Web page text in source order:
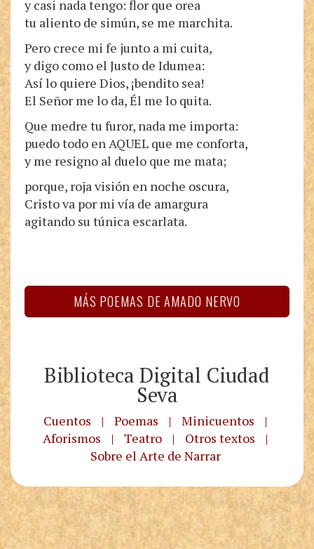
y casi nada tengo: flor que orea
tu aliento de simún, se me marchita.
Pero crece mi fe junto a mi cuita,
y digo como el Justo de Idumea:
Así lo quiere Dios, ¡bendito sea!
El Señor me lo da, Él me lo quita.
Que medre tu furor, nada me importa:
puedo todo en AQUEL que me conforta,
y me resigno al duelo que me mata;
porque, roja visión en noche oscura,
Cristo va por mi vía de amargura
agitando su túnica escarlata.
MÁS POEMAS DE AMADO NERVO
Biblioteca Digital Ciudad
Seva
Cuentos | Poemas | Minicuentos
|
Aforismos
| Teatro | Otros textos
|
Sobre el Arte de Narrar